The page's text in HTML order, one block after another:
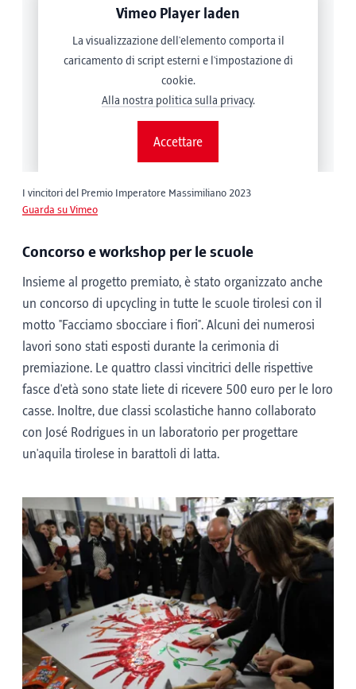
Românesc - Rumeno (tedesco)
Slovenský - Slovacco (tedesco)
Srpski - Serbo (alfabeto latino) (tedesco)
ελληνικά - Greco (tedesco)
български - Bulgaro (tedesco)
Lingua montenegrina - Montenegrino (tedesco)
ქართული - Georgiano (tedesco)
հայերեն - Armeno (tedesco)
Vimeo Player laden
La visualizzazione dell'elemento comporta il
caricamento di script esterni e l'impostazione di
cookie.
Alla nostra politica sulla privacy.
Accettare
I vincitori del Premio Imperatore Massimiliano 2023
Guarda su Vimeo
Concorso eworkshop per le scuole
Insieme al progetto premiato, è stato organizzato anche
un concorso di upcycling in tutte le scuole tirolesi con il
motto "Facciamo sbocciare i fiori". Alcuni dei numerosi
lavori sono stati esposti durante la cerimonia di
premiazione. Le quattro classi vincitrici delle rispettive
fasce d'età sono state liete di ricevere 500 euro per le loro
casse. Inoltre, due classi scolastiche hanno collaborato
con José Rodrigues in un laboratorio per progettare
un'aquila tirolese in barattoli di latta.